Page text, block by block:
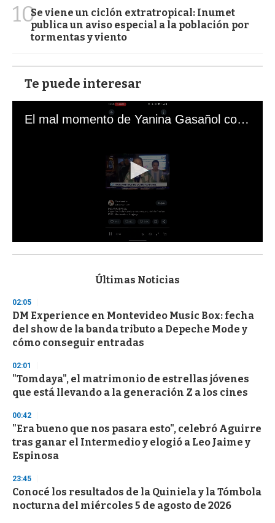
10Se viene un ciclón extratropical: Inumet
publica un aviso especial a la población por
tormentas y viento
Te puede interesar
El mal momento de Yanina Gasañol con un hincha argentino en "Subrayado"
s
d
s
o
f
3
s
e
o
d
s
Últimas Noticias
02:05
DM Experience en Montevideo Music Box: fecha
del show de la banda tributo a Depeche Mode y
cómo conseguir entradas
02:01
"Tomdaya", el matrimonio de estrellas jóvenes
que está llevando a la generación Z a los cines
00:42
"Era bueno que nos pasara esto", celebró Aguirre
tras ganar el Intermedio y elogió a Leo Jaime y
Espinosa
23:45
Conocé los resultados de la Quiniela y la Tómbola
nocturna del miércoles 5 de agosto de 2026